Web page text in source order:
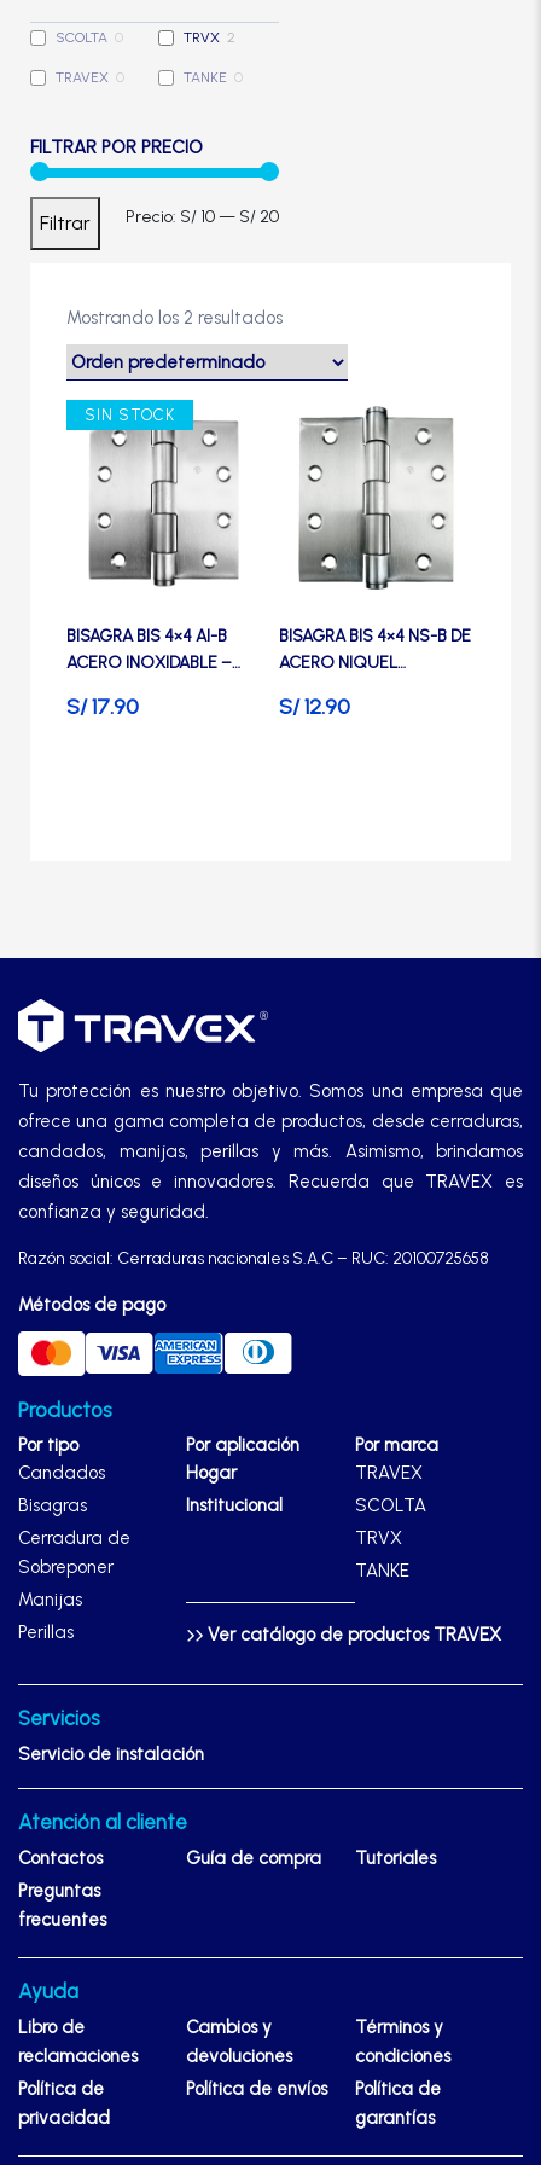
Cerradura de Sobreponer
Cerradura eléctrica
Cerraduras Digitales
Cerrojos
Cierrapuertas
Manijas
Manillones
Otros
TANKE
Mostrando los 2 resultados
BISAGRA BIS 4×4 AI-B
ACERO INOXIDABLE –
S/17.90
SIN STOCK
BISAGRA BIS 4×4 NS-B DE
ACERO NIQUEL
X 2 UNIDADES)
S/12.90
SCOLTA 0
TRAVEX 0
TRVX 2
TANKE 0
FILTRAR POR PRECIO
Precio
Precio
Filtrar Precio: S/ 10— S/ 20
Tu protección es nuestro objetivo. Somos una empresa que
ofrece una gama completa de productos, desde cerraduras,
candados, manijas, perillas y más. Asimismo, brindamos
diseños únicos e innovadores. Recuerda que TRAVEX es
confianza y seguridad.
Razón social: Cerraduras nacionales S.A.C – RUC: 20100725658
Métodos de pago
Productos
Por tipo
Candados
Bisagras
Cerradura de
Sobreponer
Manijas
Perillas
Por aplicación
Hogar
Institucional
Por marca
TRAVEX
SCOLTA
TRVX
TANKE
Ver catálogo de productos TRAVEX
Servicios
Servicio de instalación
Atención al cliente
Contactos Guía de compra
Tutoriales
Preguntas
frecuentes
Ayuda
Libro de
reclamaciones
Cambios y
devoluciones
Términos y
condiciones
Política de
privacidad
Política de envíos
Política de
garantías